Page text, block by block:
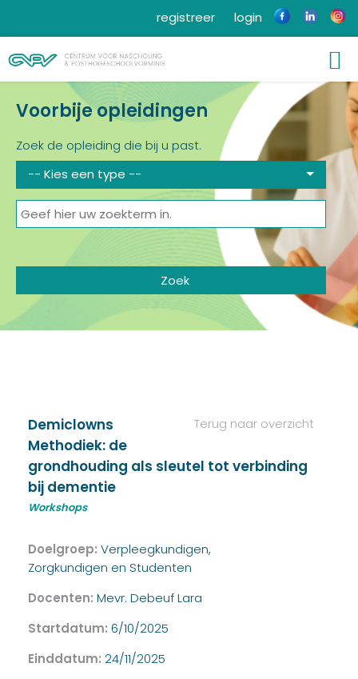
login
registreer
Voorbije opleidingen
Zoek de opleiding die bij u past.
-- Kies een type --
Terug naar overzicht
Demiclowns
Methodiek: de
grondhouding als sleutel tot verbinding
bij dementie
Workshops
Doelgroep: Verpleegkundigen,
Zorgkundigen en Studenten
Docenten: Mevr. Debeuf Lara
Startdatum: 6/10/2025
Einddatum: 24/11/2025